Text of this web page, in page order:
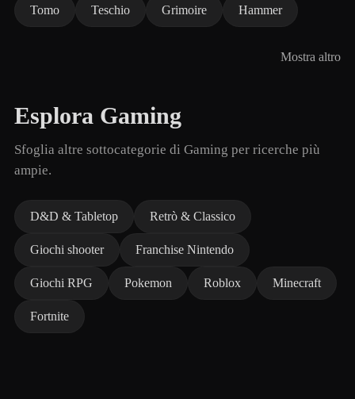
Tomo Teschio Grimoire Hammer
Mostra altro
Esplora Gaming
Sfoglia altre sottocategorie di Gaming per ricerche più
ampie.
D&D & Tabletop Retrò & Classico
Giochi shooter Franchise Nintendo
Giochi RPG Pokemon Roblox Minecraft
Fortnite